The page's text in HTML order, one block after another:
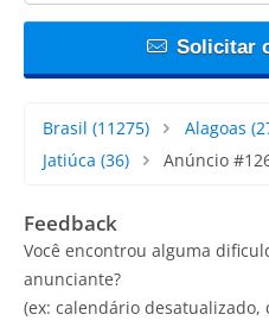
Solicitar
Brasil (11275) Alagoas
Jatiúca (36) Anúncio
Feedback
Você encontrou alguma
anunciante?
(ex: calendário desatualizado,